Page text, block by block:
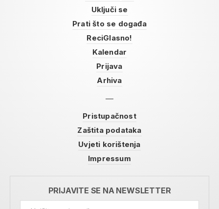
Uključi se
Prati što se događa
ReciGlasno!
Kalendar
Prijava
Arhiva
Pristupačnost
Zaštita podataka
Uvjeti korištenja
Impressum
PRIJAVITE SE NA NEWSLETTER